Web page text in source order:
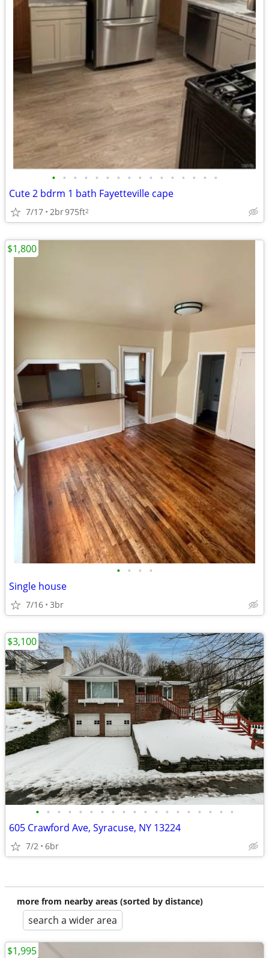
• • • • • • • • • • • • • • • •
Cute 2 bdrm 1 bath Fayetteville cape
7/17 2br975ft2
• • • •
Single house
7/16 3br
$1,800
• • • • • • • • • • • • • • • • • • •
605 Crawford Ave, Syracuse, NY 13224
7/2 6br
$3,100
more from nearby areas (sorted by distance)
search a wider area
$1,995